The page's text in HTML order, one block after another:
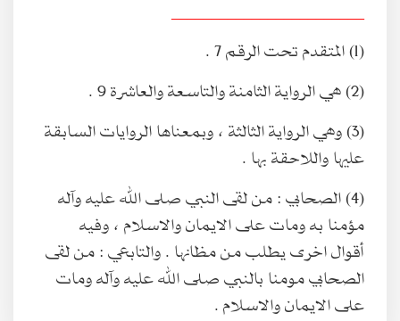
(1) المتقدم تحت الرقم 7 .
(2) هي الرواية الثامنة والتاسعة والعاشرة 9 .
(3) وهي الرواية الثالثة ، وبمعناها الروايات السابقة
عليها واللاحقة بها .
(4) الصحابي : من لقى النبي صلى الله عليه وآله
مؤمنا به ومات على الايمان والاسلام ، وفيه
أقوال اخرى يطلب من مظانها . والتابعي : من لقى
الصحابي مومنا بالنبي صلى الله عليه وآله ومات
على الايمان والاسلام .